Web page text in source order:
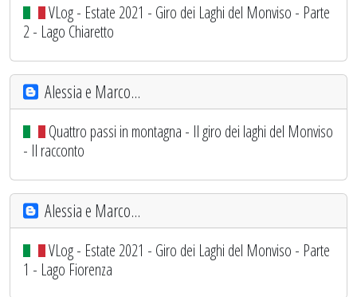
VLog - Estate 2021 - Giro dei Laghi del Monviso - Parte
2 - Lago Chiaretto
Alessia e Marco...
Quattro passi in montagna - Il giro dei laghi del Monviso
- Il racconto
Alessia e Marco...
VLog - Estate 2021 - Giro dei Laghi del Monviso - Parte
1 - Lago Fiorenza